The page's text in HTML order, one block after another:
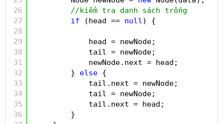
26
27
28
29
30
31
32
33
34
35
36
//kiểm tra danh sách trống
if
(head == null) {
head = newNode;
tail = newNode;
newNode.next = head;
} else {
tail.next = newNode;
tail = newNode;
tail.next = head;
}